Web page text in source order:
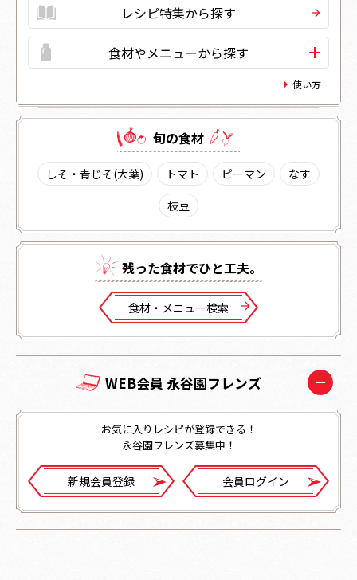
レシピ特集から探す
食材やメニューから探す
使い方
旬の⾷材
しそ・青じそ(大葉) トマト ピーマン
なす
枝豆
残った⾷材でひと⼯夫。
⾷材・メニュー検索
WEB会員 永谷園フレンズ
お気に入りレシピが登録できる！
永谷園フレンズ募集中！
新規会員登録 会員ログイン